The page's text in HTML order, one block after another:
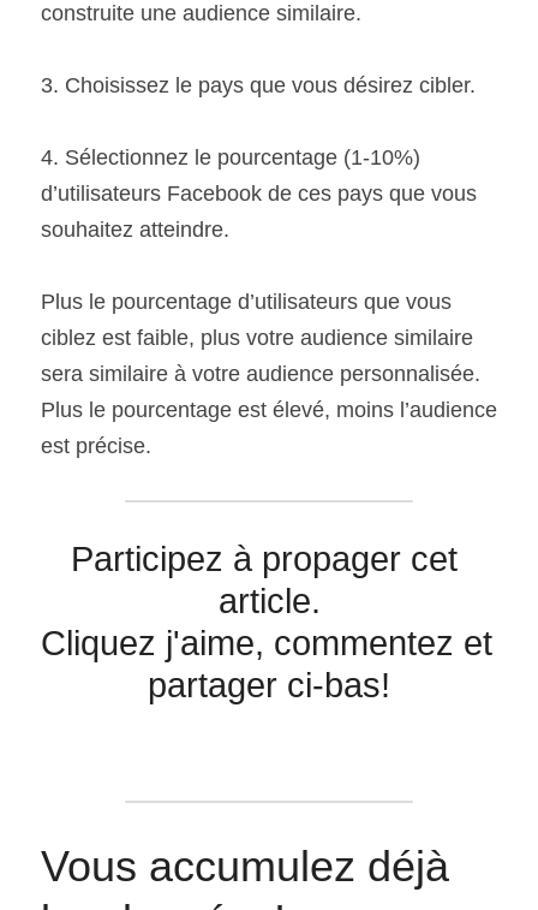
construite une audience similaire.
3. Choisissez le pays que vous désirez cibler.
4. Sélectionnez le pourcentage (1-10%)
d’utilisateurs Facebook de ces pays que vous
souhaitez atteindre.
Plus le pourcentage d’utilisateurs que vous
ciblez est faible, plus votre audience similaire
sera similaire à votre audience personnalisée.
Plus le pourcentage est élevé, moins l’audience
est précise.
Participez à propager cet
article.
Cliquez j'aime, commentez et
partager ci-bas!
Vous accumulez déjà